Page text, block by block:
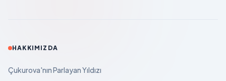
HAKKIMIZDA
Çukurova'nın Parlayan Yıldızı